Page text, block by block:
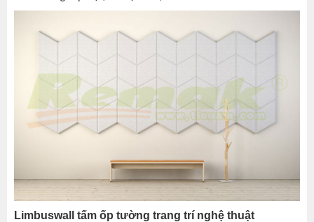
Limbuswall tấm ốp tường trang trí nghệ thuật